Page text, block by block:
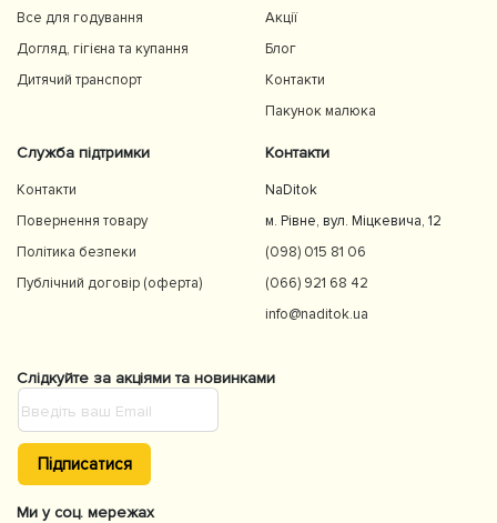
Все для годування
Догляд, гігієна та купання
Дитячий транспорт
Акції
Блог
Контакти
Пакунок малюка
Служба підтримки
Контакти
Повернення товару
Політика безпеки
Публічний договір (оферта)
Контакти
NaDitok
м. Рівне, вул. Міцкевича, 12
(098) 015 81 06
(066) 921 68 42
info@naditok.ua
Слідкуйте за акціями та новинками
Підписатися
Ми у соц. мережах